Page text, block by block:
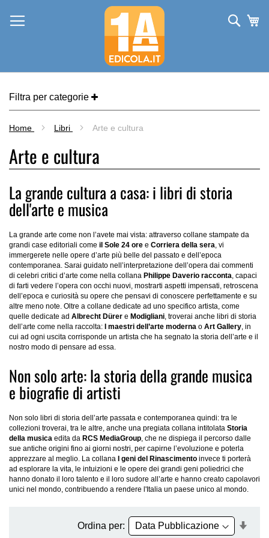
al
contenuto
Cerca
Home Libri Arte e cultura
Arte e cultura
La grande cultura a casa: i libri di storia
dell'arte e musica
La grande arte come non l’avete mai vista: attraverso collane stampate da
grandi case editoriali come il Sole 24 ore e Corriera della sera, vi
immergerete nelle opere d’arte più belle del passato e dell’epoca
contemporanea. Sarai guidato nell’interpretazione dell’opera dai commenti
di celebri critici d’arte come nella collana Philippe Daverio racconta, capaci
di farti vedere l’opera con occhi nuovi, mostrarti aspetti impensati, retroscena
dell’epoca e curiosità su opere che pensavi di conoscere perfettamente e su
altre meno note. Oltre a collane dedicate ad uno specifico artista, come
quelle dedicate ad Albrecht Dürer e Modigliani, troverai anche libri di storia
dell’arte come nella raccolta:
I maestri dell’arte moderna o Art Gallery, in
cui ad ogni uscita corrisponde un artista che ha segnato la storia dell’arte e il
nostro modo di pensare ad essa.
Non solo arte: la storia della grande musica
e biografie di artisti
Non solo libri di storia dell’arte passata e contemporanea quindi: tra le
collezioni troverai, tra le altre, anche una pregiata collana intitolata Storia
della musica edita da RCS MediaGroup, che ne dispiega il percorso dalle
sue antiche origini fino ai giorni nostri, per capirne l’evoluzione e poterla
apprezzare al meglio. La collana
I geni del Rinascimento invece ti porterà
ad esplorare la vita, le intuizioni e le opere dei grandi geni poliedrici che
hanno donato il loro talento e il loro sudore all’arte e hanno creato capolavori
unici nel mondo, contribuendo a rendere l'Italia un paese unico al mondo.
Ordina per:
Filtra per categorie